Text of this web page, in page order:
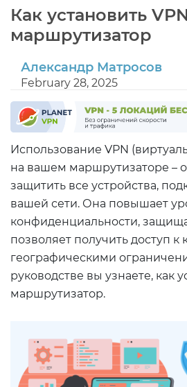
Как установить
маршрутизатор
Александр Матросов
February 28, 2025
Использование VPN
на вашем маршрутизаторе –
защитить все устройства,
вашей сети. Она повышает
конфиденциальности,
позволяет получить доступ к
географическими
руководстве вы узнаете, как
маршрутизатор.